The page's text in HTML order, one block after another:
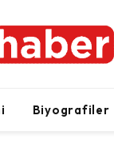
Biyografiler